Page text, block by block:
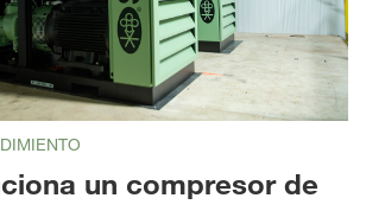
un compresor de